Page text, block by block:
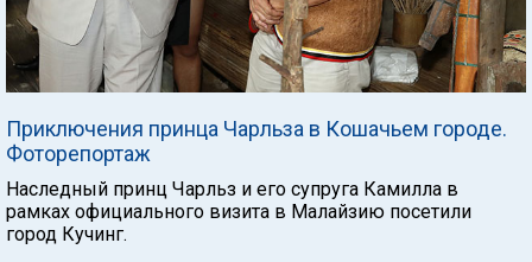
Приключения принца Чарльза в Кошачьем городе.
Фоторепортаж
Наследный принц Чарльз и его супруга Камилла в
рамках официального визита в Малайзию посетили
город Кучинг.